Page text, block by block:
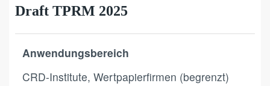
Draft TPRM 2025
Anwendungsbereich
CRD-Institute, Wertpapierfirmen (begrenzt)